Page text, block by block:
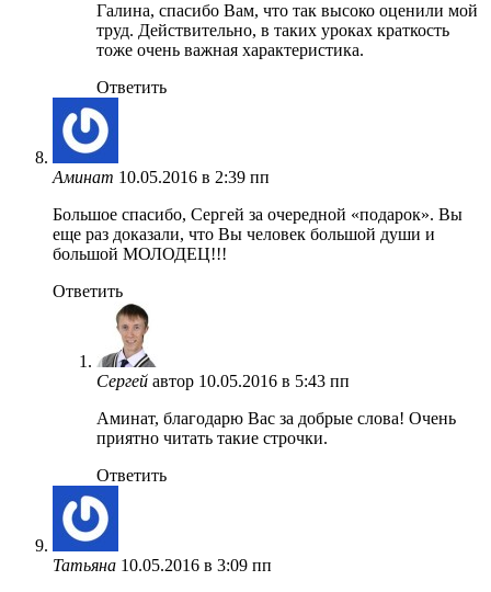
Галина, спасибо Вам, что так высоко оценили мой
труд. Действительно, в таких уроках краткость
тоже очень важная характеристика.
Ответить
Аминат 10.05.2016 в 2:39 пп
Большое спасибо, Сергей за очередной «подарок». Вы
еще раз доказали, что Вы человек большой души и
большой МОЛОДЕЦ!!!
Ответить
Сергей автор 10.05.2016 в 5:43 пп
Аминат, благодарю Вас за добрые слова! Очень
приятно читать такие строчки.
Ответить
Татьяна 10.05.2016 в 3:09 пп